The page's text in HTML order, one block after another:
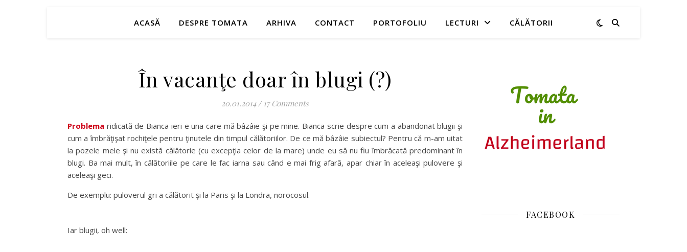
ACASĂ DESPRE TOMATA ARHIVA CONTACT PORTOFOLIU LECTURI CĂLĂTORII
În vacanţe doar în blugi (?)
20.01.2014 / 17 Comments
Problema ridicată de Bianca ieri e una care mă bâzâie şi pe mine. Bianca scrie despre cum a abandonat blugii şi
cum a îmbrăţişat rochiţele pentru ţinutele din timpul călătoriilor. De ce mă bâzâie subiectul? Pentru că m-am uitat
la pozele mele şi nu există călătorie (cu excepţia celor de la mare) unde eu să nu fiu îmbrăcată predominant în
blugi. Ba mai mult, în călătoriile pe care le fac iarna sau când e mai frig afară, apar chiar în aceleaşi pulovere şi
aceleaşi geci.
De exemplu: puloverul gri a călătorit şi la Paris şi la Londra, norocosul.
Iar blugii, oh well:
FACEBOOK